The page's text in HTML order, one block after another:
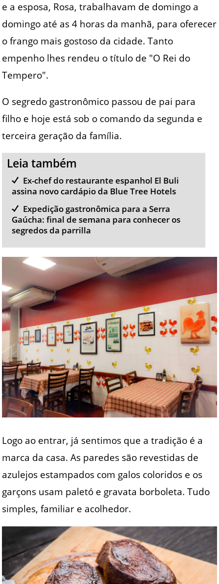
e a esposa, Rosa, trabalhavam de domingo a
domingo até as 4 horas da manhã, para oferecer
o frango mais gostoso da cidade. Tanto
empenho lhes rendeu o título de "O Rei do
Tempero".
O segredo gastronômico passou de pai para
filho e hoje está sob o comando da segunda e
terceira geração da família.
Leia também
Ex-chef do restaurante espanhol El Buli
assina novo cardápio da Blue Tree Hotels
Expedição gastronômica para a Serra
Gaúcha: final de semana para conhecer os
segredos da parrilla
Logo ao entrar, já sentimos que a tradição é a
marca da casa. As paredes são revestidas de
azulejos estampados com galos coloridos e os
garçons usam paletó e gravata borboleta. Tudo
simples, familiar e acolhedor.